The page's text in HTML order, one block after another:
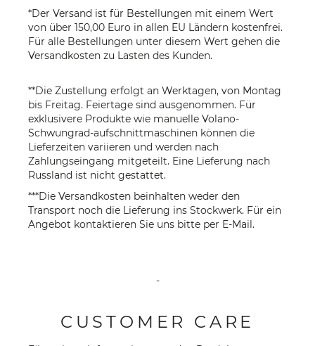
*Der Versand ist für Bestellungen mit einem Wert
von über 150,00 Euro in allen EU Ländern kostenfrei.
Für alle Bestellungen unter diesem Wert gehen die
Versandkosten zu Lasten des Kunden.
**Die Zustellung erfolgt an Werktagen, von Montag
bis Freitag. Feiertage sind ausgenommen. Für
exklusivere Produkte wie manuelle Volano-
Schwungrad-aufschnittmaschinen können die
Lieferzeiten variieren und werden nach
Zahlungseingang mitgeteilt. Eine Lieferung nach
Russland ist nicht gestattet.
***Die Versandkosten beinhalten weder den
Transport noch die Lieferung ins Stockwerk. Für ein
Angebot kontaktieren Sie uns bitte per E-Mail.
-
CUSTOMER CARE